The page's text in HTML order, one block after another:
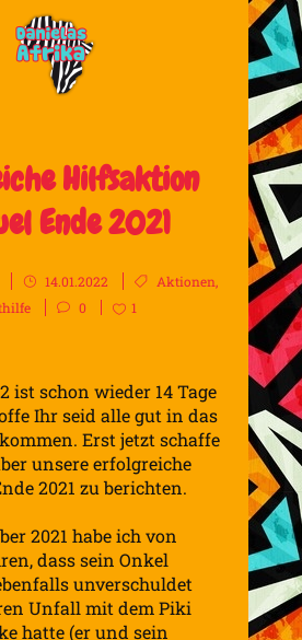
Hilfsaktion
Ende 2021
14.01.2022 Aktionen,
0
1
ist schon wieder 14 Tage
Ihr seid alle gut in das
Erst jetzt schaffe
unsere erfolgreiche
2021 zu berichten.
2021 habe ich von
dass sein Onkel
unverschuldet
Unfall mit dem Piki
hatte (er und sein